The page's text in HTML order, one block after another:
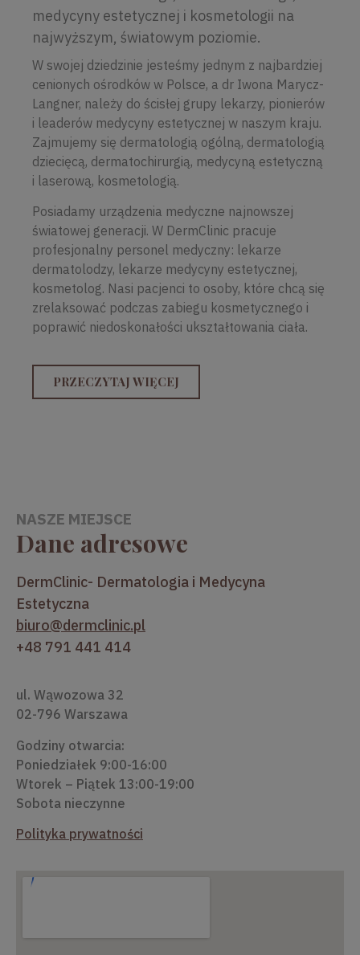
medycyny estetycznej i kosmetologii na
najwyższym, światowym poziomie.
W swojej dziedzinie jesteśmy jednym z najbardziej
cenionych ośrodków w Polsce, a dr Iwona Marycz-
Langner, należy do ścisłej grupy lekarzy, pionierów
i leaderów medycyny estetycznej w naszym kraju.
Zajmujemy się dermatologią ogólną, dermatologią
dziecięcą, dermatochirurgią, medycyną estetyczną
i laserową, kosmetologią.
Posiadamy urządzenia medyczne najnowszej
światowej generacji. W DermClinic pracuje
profesjonalny personel medyczny: lekarze
dermatolodzy, lekarze medycyny estetycznej,
kosmetolog. Nasi pacjenci to osoby, które chcą się
zrelaksować podczas zabiegu kosmetycznego i
poprawić niedoskonałości ukształtowania ciała.
PRZECZYTAJ WIĘCEJ
NASZE MIEJSCE
Dane adresowe
DermClinic- Dermatologia i Medycyna
Estetyczna
biuro@dermclinic.pl
+48 791 441 414
ul. Wąwozowa 32
02-796 Warszawa
Godziny otwarcia:
Poniedziałek 9:00-16:00
Wtorek – Piątek 13:00-19:00
Sobota nieczynne
Polityka prywatności